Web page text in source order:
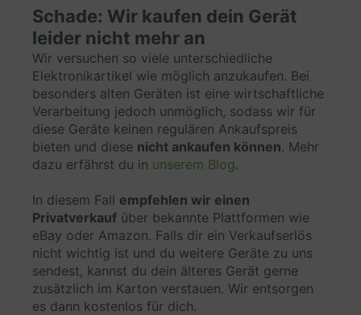
Schade: Wir kaufen dein Gerät
leider nicht mehr an
Wir versuchen so viele unterschiedliche
Elektronikartikel wie möglich anzukaufen. Bei
besonders alten Geräten ist eine wirtschaftliche
Verarbeitung jedoch unmöglich, sodass wir für
diese Geräte keinen regulären Ankaufspreis
bieten und diese nicht ankaufen können. Mehr
dazu erfährst du in unserem Blog.
In diesem Fall empfehlen wir einen
Privatverkauf über bekannte Plattformen wie
eBay oder Amazon. Falls dir ein Verkaufserlös
nicht wichtig ist und du weitere Geräte zu uns
sendest, kannst du dein älteres Gerät gerne
zusätzlich im Karton verstauen. Wir entsorgen
es dann kostenlos für dich.
Trustpilot A/S, Pilestræde 58, 5, 1112 Kopenhagen,
Dänemark. CVR-Nr.:30276582
Datenverarbeitungszwecke
Empfehlungen
Genutzte Technologien
Erhobene Daten
Diese Liste enthält alle (persönlichen) Daten, die
von oder durch die Nutzung dieses Dienstes
gesammelt werden.
IP-Adresse